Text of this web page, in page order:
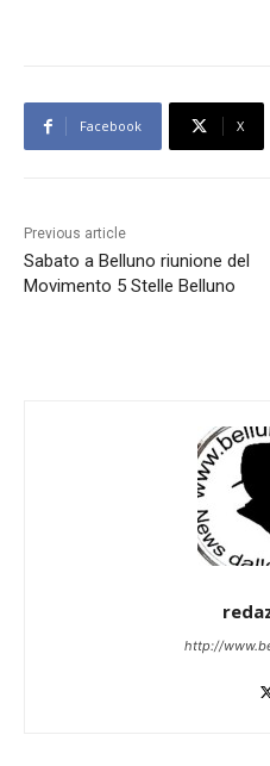
Facebook X
Previous article
Sabato a Belluno riunione del
Movimento 5 Stelle Belluno
http://